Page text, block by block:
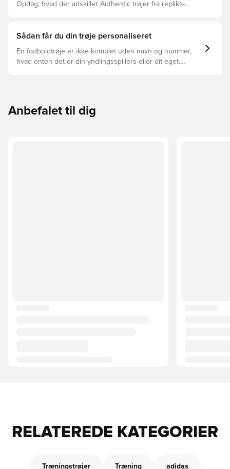
Opdag, hvad der adskiller Authentic trøjer fra replika-
Sådan får du din trøje personaliseret
En fodboldtrøje er ikke komplet uden navn og nummer,
hvad enten det er din yndlingsspillers eller dit eget.
Anbefalet til dig
RELATEREDE KATEGORIER
Træningstrøjer Træning adidas